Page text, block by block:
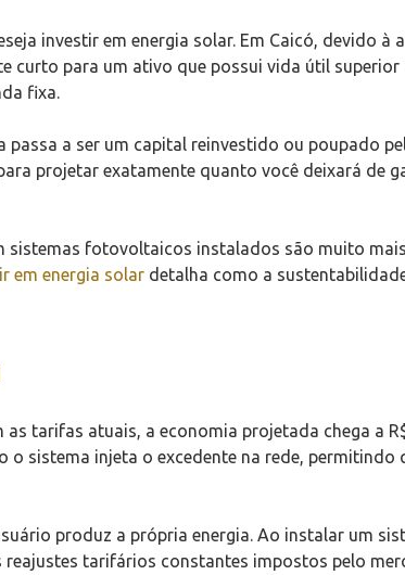
investir em energia solar. Em Caicó, devido à
curto para um ativo que possui vida útil superior
fixa.
a ser um capital reinvestido ou poupado
projetar exatamente quanto você deixará de
sistemas fotovoltaicos instalados são muito
em energia solar detalha como a
tarifas atuais, a economia projetada chega a
sistema injeta o excedente na rede, permitindo
produz a própria energia. Ao instalar um
reajustes tarifários constantes impostos pelo